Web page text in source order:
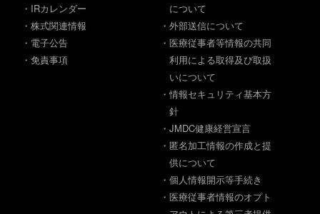
・IRカレンダー
・株式関連情報
・電子公告
・免責事項
について
・外部送信について
・医療従事者等情報の共同
利用による取得及び取扱
いについて
・情報セキュリティ基本方
針
・JMDC健康経営宣言
・匿名加工情報の作成と提
供について
・個人情報開示等手続き
・医療従事者情報のオプト